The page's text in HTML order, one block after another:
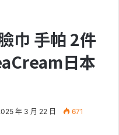
巾 手帕 2件
日本
年 3 月 22 日 671